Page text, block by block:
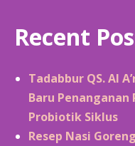
Recent
Tadabbur QS. Al
Baru Penanganan
Probiotik Siklus
Resep Nasi